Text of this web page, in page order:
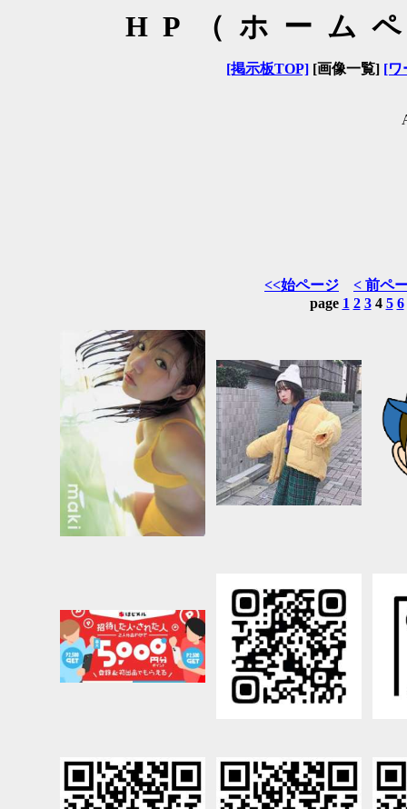
HP（ホーム
[掲示板TOP][画像一覧] [ワ
<<始ページ
< 前ペ
page 1 2 34 5 6